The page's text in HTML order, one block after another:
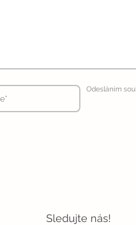
Odesláním
Sledujte nás!